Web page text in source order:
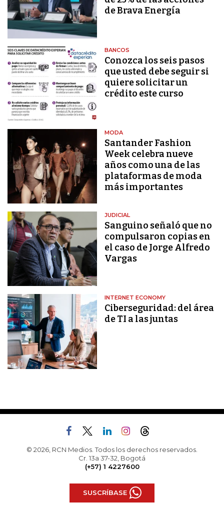
de Brava Energía
BANCOS
Conozca los seis pasos
que usted debe seguir si
quiere solicitar un
crédito este curso
MODA
Santander Fashion
Week celebra nueve
años como una de las
plataformas de moda
más importantes
JUDICIAL
Sanguino señaló que no
compulsaron copias en
el caso de Jorge Alfredo
Vargas
INTERNET ECONOMY
Ciberseguridad: del área
de TI a las juntas
© 2026, RCN Medios. Todos los derechos reservados.
Cr. 13a 37-32, Bogotá
(+57) 1 4227600
SUSCRÍBASE